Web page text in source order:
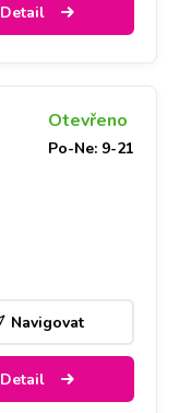
Detail
Otevřeno
Po-Ne: 9-21
Navigovat
Detail